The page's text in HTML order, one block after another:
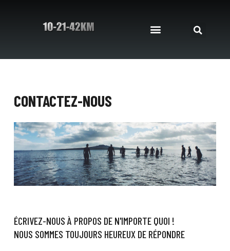
CONTACTEZ-NOUS
ÉCRIVEZ-NOUS À PROPOS DE N'IMPORTE QUOI !
NOUS SOMMES TOUJOURS HEUREUX DE RÉPONDRE